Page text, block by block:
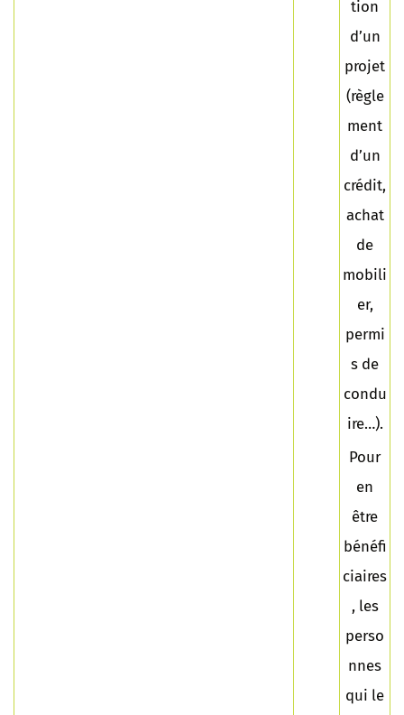
tion
d’un
projet
(règle
ment
d’un
crédit,
achat
de
mobili
er,
permi
s de
condu
ire…).
Pour
en
être
bénéfi
ciaires
, les
perso
nnes
qui le